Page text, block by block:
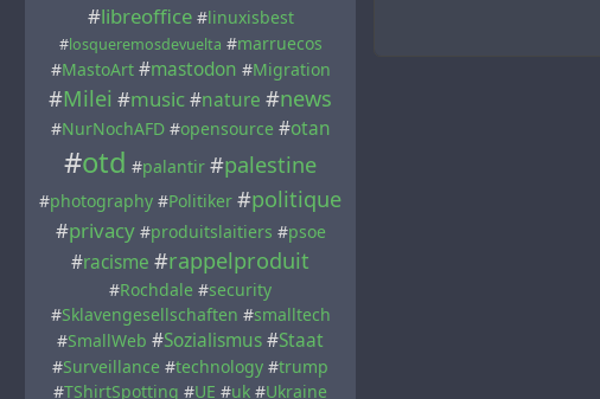
#libreoffice #linuxisbest
#losqueremosdevuelta #marruecos
#MastoArt #mastodon #Migration
#Milei #music#nature #news
#NurNochAFD #opensource #otan
#otd #palantir #palestine
#photography #Politiker #politique
#privacy #produitslaitiers #psoe
#racisme #rappelproduit
#Rochdale #security
#Sklavengesellschaften #smalltech
#SmallWeb #Sozialismus#Staat
#Surveillance #technology #trump
#TShirtSpotting #UE #uk #Ukraine